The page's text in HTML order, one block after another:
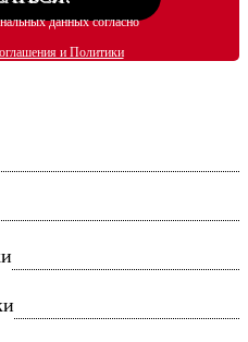
данных согласно
и Политики